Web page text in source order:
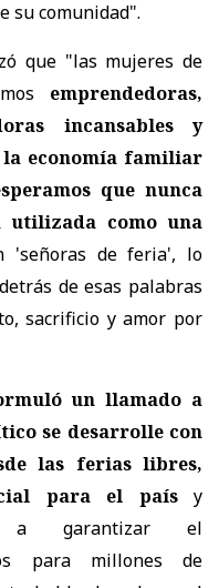
su comunidad".
que "las mujeres de
emprendedoras,
incansables y
la economía familiar
que nunca
utilizada como una
'señoras de feria', lo
de esas palabras
sacrificio y amor por
un llamado a
se desarrolle con
las ferias libres,
para el país
y
a garantizar el
para millones de